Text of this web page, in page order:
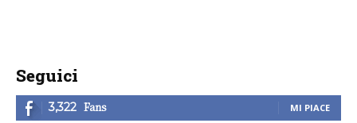
Seguici
3,322 Fans MI PIACE